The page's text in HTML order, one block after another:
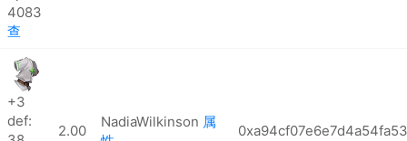
4083
查
+3
def:
2.00
NadiaWilkinson 属